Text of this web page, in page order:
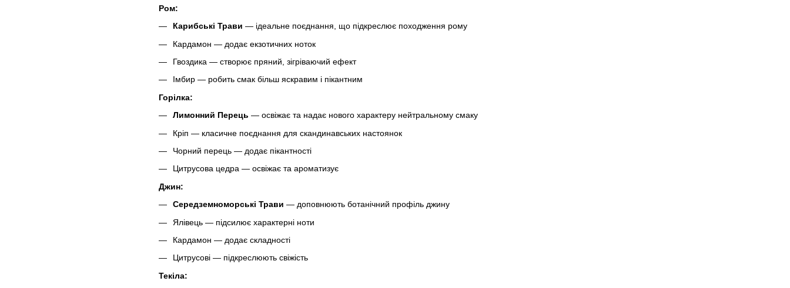
Ром:
Карибські Трави — ідеальне поєднання, що підкреслює походження рому
Кардамон — додає екзотичних ноток
Гвоздика — створює пряний, зігріваючий ефект
Імбир — робить смак більш яскравим і пікантним
Горілка:
Лимонний Перець — освіжає та надає нового характеру нейтральному смаку
Кріп — класичне поєднання для скандинавських настоянок
Чорний перець — додає пікантності
Цитрусова цедра — освіжає та ароматизує
Джин:
Середземноморські Трави — доповнюють ботанічний профіль джину
Ялівець — підсилює характерні ноти
Кардамон — додає складності
Цитрусові — підкреслюють свіжість
Текіла: